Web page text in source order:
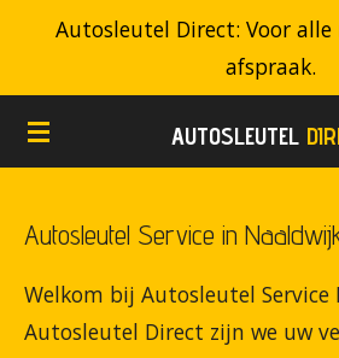
de
AUTOSLEUTEL
Autosleutel Direct: Voor
afspraak.
Autosleutel Service in
Welkom bij Autosleutel Service
Autosleutel Direct zijn we uw